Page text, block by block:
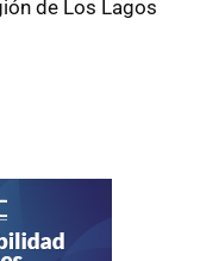
de Los Lagos